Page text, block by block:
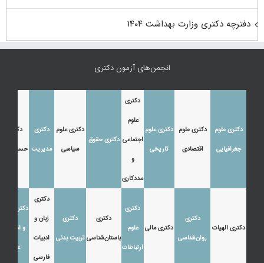
دفترچه دکتری وزارت بهداشت ۱۴۰۴
انجمن‌های آزمون دکتری
دکتری علوم
جغرافیایی
دکتری علوم
اقتصادی
دکتری علوم
تاریخی
دکتری
علوم
اجتماعی
و
مددکاری
دکتری حقوق
دکتری علوم
سیاسی
دکتری
مدیریت
دکتری
حسابداری
دکتری الهیات
دکتری
روان‌شناسی
دکتری مالی
دکتری
علوم
ارتباطات
دکتری
باستان‌شناسی
دکتری
تربیت بدنی
دکتری
زبان و
ادبیات
فارسی
دکتری زبان
و ادبیات
عرب